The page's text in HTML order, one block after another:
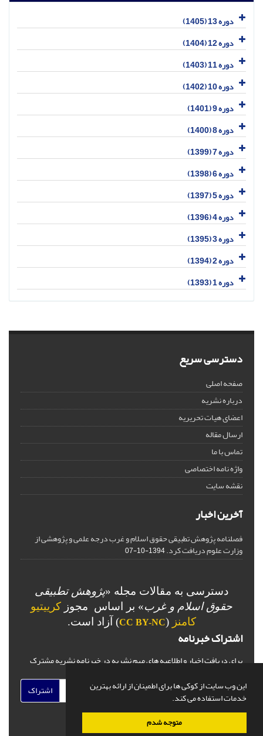
این وب سایت از کوکی ها برای اطمینان از ارائه بهترین
خدمات استفاده می کند.
متوجه شدم
دوره 13 (1405)
دوره 12 (1404)
دوره 11 (1403)
دوره 10 (1402)
دوره 9 (1401)
دوره 8 (1400)
دوره 7 (1399)
دوره 6 (1398)
دوره 5 (1397)
دوره 4 (1396)
دوره 3 (1395)
دوره 2 (1394)
دوره 1 (1393)
دسترسی سریع
صفحه اصلی
درباره نشریه
اعضای هیات تحریریه
ارسال مقاله
تماس با ما
واژه نامه اختصاصی
نقشه سایت
آخرین اخبار
فصلنامه پژوهش تطبیقی حقوق اسلام و غرب درجه علمی و پژوهشی از
وزارت علوم دریافت کرد.1394-10-07
دسترسی به مقالات مجله «پژوهش تطبیقی
حقوق اسلام و غرب» بر اساس مجوز کرییتیو
کامنز (
CC BY-NC) آزاد است.
اشتراک خبرنامه
برای دریافت اخبار و اطلاعیه های مهم نشریه در خبرنامه نشریه مشترک
اشتراک